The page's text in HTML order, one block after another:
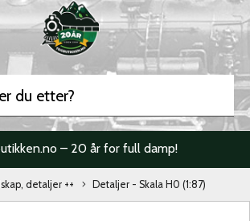
– 20 år for full damp!
detaljer ++ Detaljer - Skala H0 (1:87)